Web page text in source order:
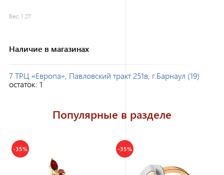
Вес: 1.27
Наличие в магазинах
7 ТРЦ «Европа», Павловский тракт 251в, г.Барнаул (19)
остаток: 1
Популярные в разделе
-35% -35%